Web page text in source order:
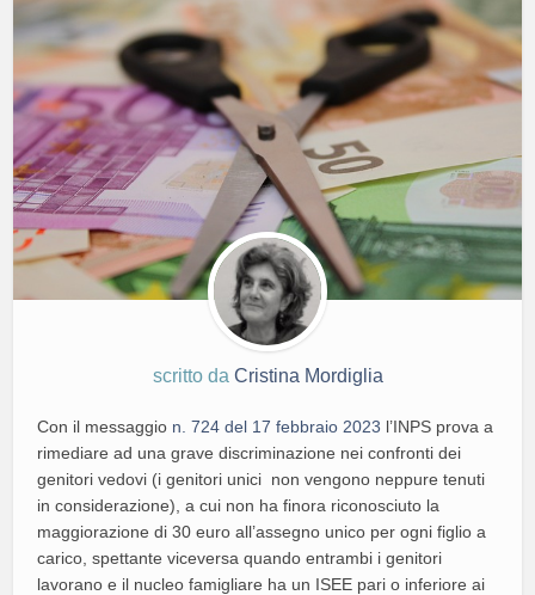
scritto da Cristina Mordiglia
Con il messaggio n. 724 del 17 febbraio 2023 l’INPS prova a
rimediare ad una grave discriminazione nei confronti dei
genitori vedovi (i genitori unici non vengono neppure tenuti
in considerazione), a cui non ha finora riconosciuto la
maggiorazione di 30 euro all’assegno unico per ogni figlio a
carico, spettante viceversa quando entrambi i genitori
lavorano e il nucleo famigliare ha un ISEE pari o inferiore ai